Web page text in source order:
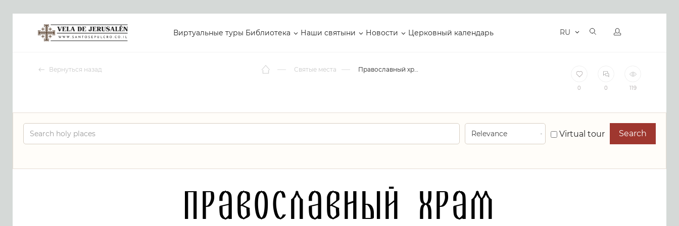
Виртуальные туры Библиотека Наши святыни Новости Церковный календарь RU
Вернуться назад Святые места Православный храм
0 0 119
Virtual tour Search
Православный храм